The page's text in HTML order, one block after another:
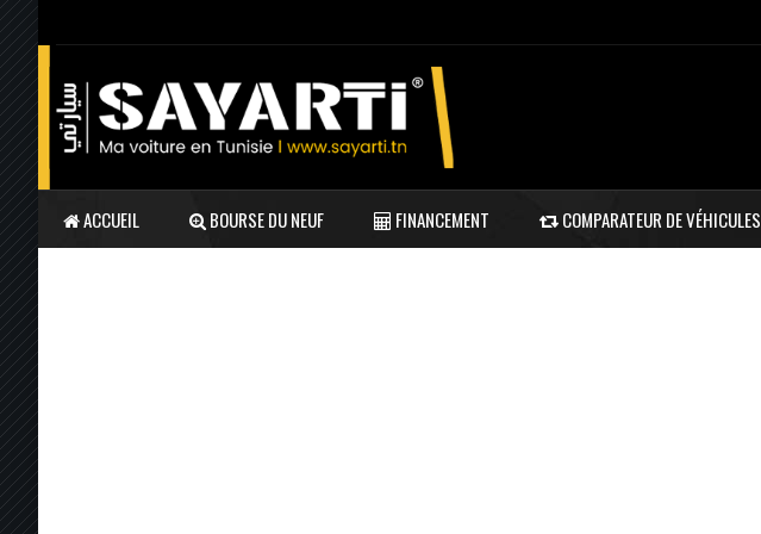
ACCUEIL BOURSE DU NEUF FINANCEMENT COMPARATEUR DE VÉHICULES